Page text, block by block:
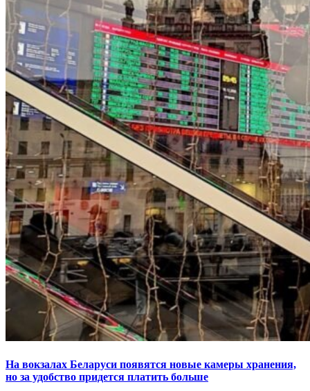
На вокзалах Беларуси появятся новые камеры хранения,
но за удобство придется платить больше